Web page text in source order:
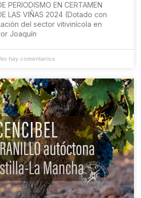
PERIODISMO EN CERTAMEN
LAS VIÑAS 2024 (Dotado con
del sector vitivinícola en
Joaquín
No hay comentarios